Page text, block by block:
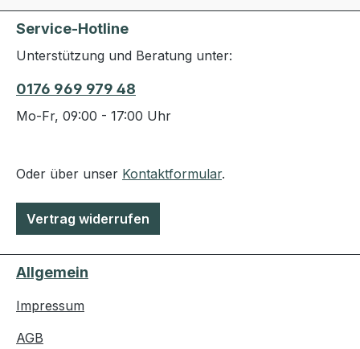
Service-Hotline
Unterstützung und Beratung unter:
0176 969 979 48
Mo-Fr, 09:00 - 17:00 Uhr
Oder über unser Kontaktformular.
Vertrag widerrufen
Allgemein
Impressum
AGB